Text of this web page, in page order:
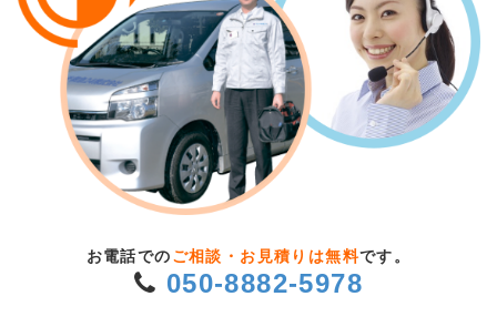
お電話での ご相談・お見積りは無料です。
050-8882-5978